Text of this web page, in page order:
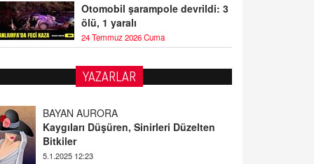
Otomobil şarampole devrildi: 3
ölü, 1 yaralı
24 Temmuz 2026 Cuma
YAZARLAR
BAYAN AURORA
Kaygıları Düşüren, Sinirleri Düzelten
Bitkiler
5.1.2025 12:23